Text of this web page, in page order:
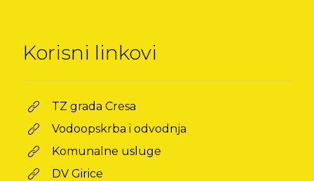
Korisni linkovi
TZ grada Cresa
Vodoopskrba i odvodnja
Komunalne usluge
DV Girice